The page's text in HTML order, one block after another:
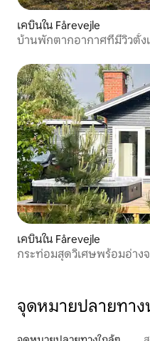
เคบินใน Fårevejle
บ้านพักตากอากาศที่มีวิวตั้ง
เคบินใน Fårevejle
กระท่อมสุดวิเศษพร้อมอ่าง
จุดหมายปลายทาง